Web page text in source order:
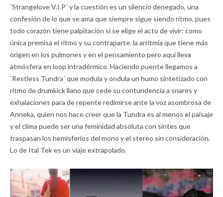
`Strangelove V.I.P´ y la cuestión es un silencio denegado, una
confesión de lo que se ama que siempre sigue siendo ritmo, pues
todo corazón tiene palpitación si se elige el acto de vivir: como
única premisa el ritmo y su contraparte, la arritmia que tiene más
origen en los pulmones y en el pensamiento pero aquí lleva
atmósfera en loop intradérmico. Haciendo puente llegamos a
`Restless Tundra´ que modula y ondula un humo sintetizado con
ritmo de drumkick llano que cede su contundencia a snares y
exhalaciones para de repente redimirse ante la voz asombrosa de
Anneka, quien nos hace creer que la Tundra es al menos el paisaje
y el clima puede ser una feminidad absoluta con sintes que
traspasan los hemisferios del mono y el stereo sin consideración.
Lo de Ital Tek es un viaje extrapolado.